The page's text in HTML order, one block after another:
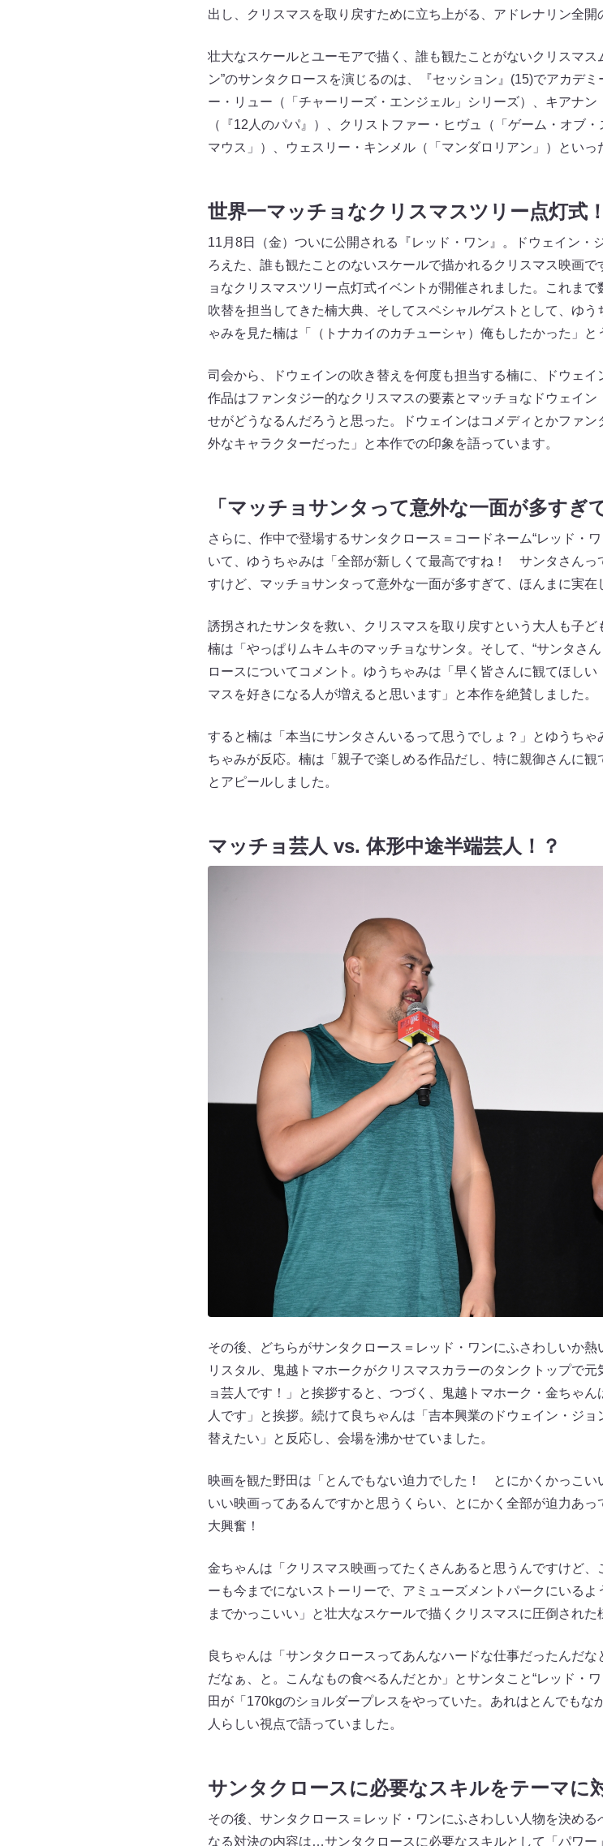
出し、クリスマスを取り戻すために立ち上がる、アドレナリン全
壮大なスケールとユーモアで描く、誰も観たことがないクリスマ
ン”のサンタクロースを演じるのは、『セッション』(15)でアカデ
ー・リュー（「チャーリーズ・エンジェル」シリーズ）、キアナ
（『12人のパパ』）、クリストファー・ヒヴュ（「ゲーム・オブ
マウス」）、ウェスリー・キンメル（「マンダロリアン」）といっ
世界一マッチョなクリスマスツリー点灯式
11月8日（金）ついに公開される『レッド・ワン』。ドウェイン・
ろえた、誰も観たことのないスケールで描かれるクリスマス映画
ョなクリスマスツリー点灯式イベントが開催されました。これま
吹替を担当してきた楠大典、そしてスペシャルゲストとして、ゆ
ゃみを見た楠は「（トナカイのカチューシャ）俺もしたかった」と
司会から、ドウェインの吹き替えを何度も担当する楠に、ドウェ
作品はファンタジー的なクリスマスの要素とマッチョなドウェイン
せがどうなるんだろうと思った。ドウェインはコメディとかファ
外なキャラクターだった」と本作での印象を語っています。
「マッチョサンタって意外な一面が多すぎ
さらに、作中で登場するサンタクロース＝コードネーム“レッド・
いて、ゆうちゃみは「全部が新しくて最高ですね！ サンタさんっ
すけど、マッチョサンタって意外な一面が多すぎて、ほんまに実在
誘拐されたサンタを救い、クリスマスを取り戻すという大人も子ど
楠は「やっぱりムキムキのマッチョなサンタ。そして、“サンタさ
ロースについてコメント。ゆうちゃみは「早く皆さんに観てほし
マスを好きになる人が増えると思います」と本作を絶賛しました。
すると楠は「本当にサンタさんいるって思うでしょ？」とゆうち
ちゃみが反応。楠は「親子で楽しめる作品だし、特に親御さんに
とアピールしました。
マッチョ芸人 vs. 体形中途半端芸人！？
その後、どちらがサンタクロース＝レッド・ワンにふさわしいか
リスタル、鬼越トマホークがクリスマスカラーのタンクトップで
ョ芸人です！」と挨拶すると、つづく、鬼越トマホーク・金ちゃ
人です」と挨拶。続けて良ちゃんは「吉本興業のドウェイン・ジ
替えたい」と反応し、会場を沸かせていました。
映画を観た野田は「とんでもない迫力でした！ とにかくかっこ
いい映画ってあるんですかと思うくらい、とにかく全部が迫力あ
大興奮！
金ちゃんは「クリスマス映画ってたくさんあると思うんですけど
ーも今までにないストーリーで、アミューズメントパークにいる
までかっこいい」と壮大なスケールで描くクリスマスに圧倒された
良ちゃんは「サンタクロースってあんなハードな仕事だったんだ
だなぁ、と。こんなもの食べるんだとか」とサンタこと“レッド・
田が「170kgのショルダープレスをやっていた。あれはとんでも
人らしい視点で語っていました。
サンタクロースに必要なスキルをテーマに
その後、サンタクロース＝レッド・ワンにふさわしい人物を決め
なる対決の内容は…サンタクロースに必要なスキルとして「パワ